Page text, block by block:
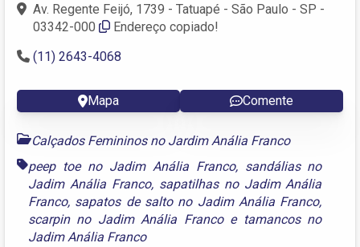
Av. Regente Feijó, 1739 - Tatuapé - São Paulo - SP -
03342-000
Endereço copiado!
(11) 2643-4068
Mapa Comente
Calçados Femininos no Jardim Anália Franco
peep toe no Jadim Anália Franco, sandálias no
Jadim Anália Franco, sapatilhas no Jadim Anália
Franco, sapatos de salto no Jadim Anália Franco,
scarpin no Jadim Anália Francoe tamancos no
Jadim Anália Franco